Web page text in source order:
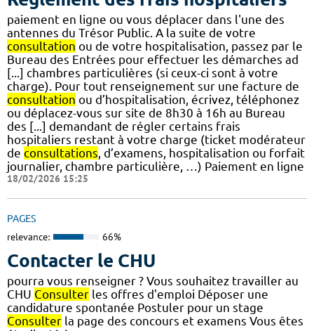
paiement en ligne ou vous déplacer dans l'une des
antennes du Trésor Public. A la suite de votre
consultation ou de votre hospitalisation, passez par le
Bureau des Entrées pour effectuer les démarches ad
[...] chambres particulières (si ceux-ci sont à votre
charge). Pour tout renseignement sur une facture de
consultation ou d’hospitalisation, écrivez, téléphonez
ou déplacez-vous sur site de 8h30 à 16h au Bureau
des [...] demandant de régler certains frais
hospitaliers restant à votre charge (ticket modérateur
de consultations, d’examens, hospitalisation ou forfait
journalier, chambre particulière, …) Paiement en ligne
18/02/2026 15:25
PAGES
relevance: 66%
Contacter le CHU
pourra vous renseigner ? Vous souhaitez travailler au
CHU Consulter les offres d'emploi Déposer une
candidature spontanée Postuler pour un stage
Consulter la page des concours et examens Vous êtes